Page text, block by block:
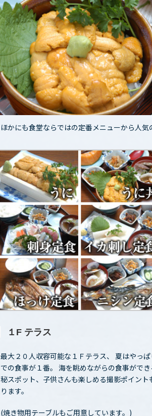
ほかにも食堂ならではの定番メニューから人気
１F テラス
最大２０人収容可能な１Ｆテラス、 夏はやっぱ
での食事が１番。 海を眺めながらの食事がで
秘スポット、子供さんも楽しめる撮影ポイント
ります。
(焼き物用テーブルもご用意しています。)